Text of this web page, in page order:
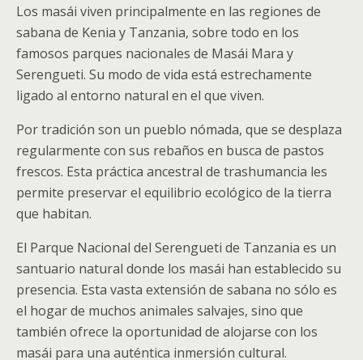
Los masái viven principalmente en las regiones de
sabana de Kenia y Tanzania, sobre todo en los
famosos parques nacionales de Masái Mara y
Serengueti. Su modo de vida está estrechamente
ligado al entorno natural en el que viven.
Por tradición son un pueblo nómada, que se desplaza
regularmente con sus rebaños en busca de pastos
frescos. Esta práctica ancestral de trashumancia les
permite preservar el equilibrio ecológico de la tierra
que habitan.
El Parque Nacional del Serengueti de Tanzania es un
santuario natural donde los masái han establecido su
presencia. Esta vasta extensión de sabana no sólo es
el hogar de muchos animales salvajes, sino que
también ofrece la oportunidad de alojarse con los
masái para una auténtica inmersión cultural.